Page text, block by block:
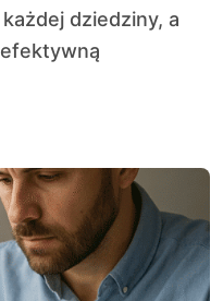
dziedziny, a